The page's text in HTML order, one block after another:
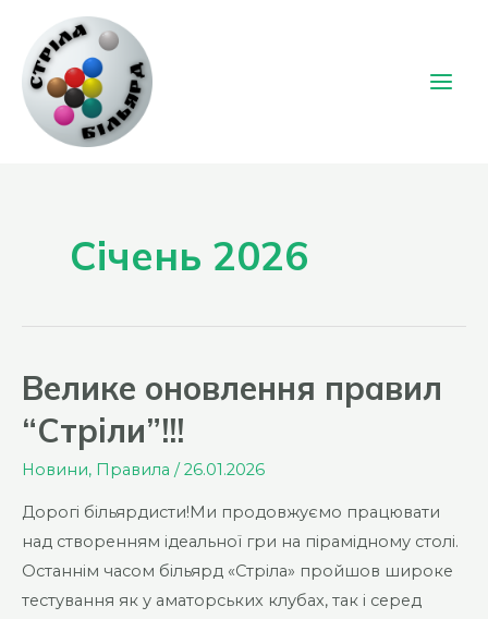
вмісту
Січень 2026
Велике оновлення правил
“Стріли”!!!
Новини, Правила /26.01.2026
Дорогі більярдисти!Ми продовжуємо працювати
над створенням ідеальної гри на пірамідному столі.
Останнім часом більярд «Стріла» пройшов широке
тестування як у аматорських клубах, так і серед